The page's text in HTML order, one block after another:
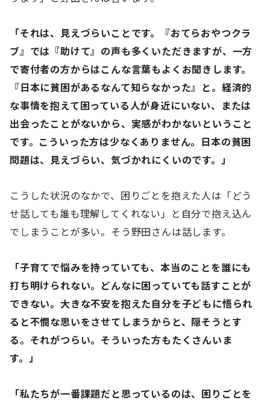
「それは、見えづらいことです。『おてらおやつクラ
ブ』では『助けて』の声も多くいただきますが、一方
で寄付者の方からはこんな言葉もよくお聞きします。
『日本に貧困があるなんて知らなかった』と。経済的
な事情を抱えて困っている人が身近にいない、または
出会ったことがないから、実感がわかないということ
です。こういった方は少なくありません。日本の貧困
問題は、見えづらい、気づかれにくいのです。」
こうした状況のなかで、困りごとを抱えた人は「どう
せ話しても誰も理解してくれない」と自分で抱え込ん
でしまうことが多い。そう野田さんは話します。
「子育てで悩みを持っていても、本当のことを誰にも
打ち明けられない。どんなに困っていても話すことが
できない。大きな不安を抱えた自分を子どもに悟られ
ると不憫な思いをさせてしまうからと、隠そうとす
る。それがつらい。そういった方もたくさんいま
す。」
「私たちが一番課題だと思っているのは、困りごとを